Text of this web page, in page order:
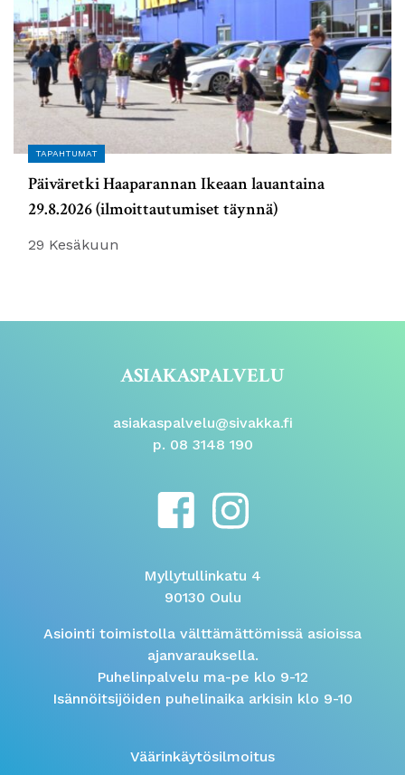
TAPAHTUMAT
Päiväretki Haaparannan Ikeaan lauantaina
29.8.2026 (ilmoittautumiset täynnä)
29 Kesäkuun
ASIAKASPALVELU
asiakaspalvelu@sivakka.fi
p. 08 3148 190
Myllytullinkatu 4
90130 Oulu
Asiointi toimistolla välttämättömissä asioissa
ajanvarauksella.
Puhelinpalvelu ma-pe klo 9-12
Isännöitsijöiden puhelinaika arkisin klo 9-10
Väärinkäytösilmoitus